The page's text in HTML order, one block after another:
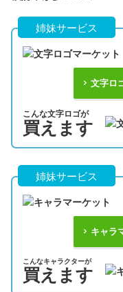
姉妹サービス
文字ロ
こんな文字ロゴが
買えます
姉妹サービス
キャラ
こんなキャラクターが
買えます